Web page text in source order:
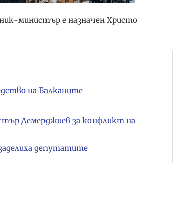
министър е назначен Христо
на Балканите
Демерджиев за конфликт на
депутатите